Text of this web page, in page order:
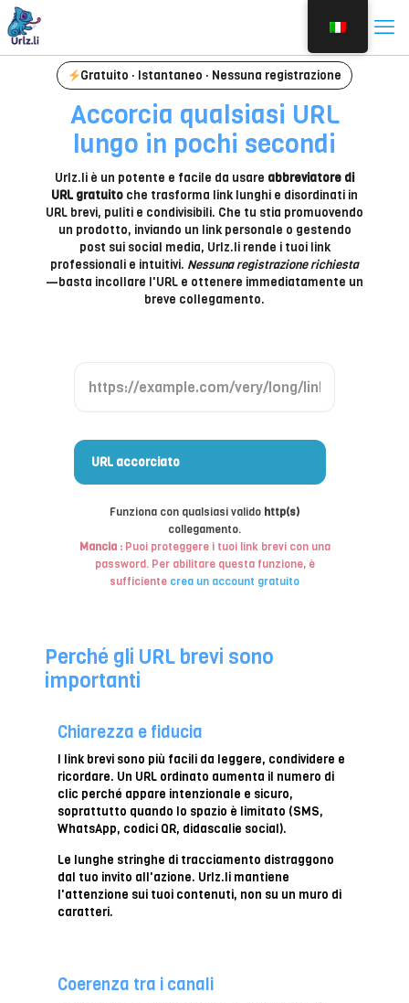
Gratuito · Istantaneo · Nessuna registrazione
Accorcia qualsiasi URL
lungo in pochi secondi
Urlz.li è un potente e facile da usare abbreviatore di
URL gratuito che trasforma link lunghi e disordinati in
URL brevi, puliti e condivisibili. Che tu stia promuovendo
un prodotto, inviando un link personale o gestendo
post sui social media, Urlz.li rende i tuoi link
professionali e intuitivi. Nessuna registrazione richiesta
—basta incollare l'URL e ottenere immediatamente un
breve collegamento.
a
n
g
URL accorciato
Funziona con qualsiasi valido http(s)
collegamento.
Mancia : Puoi proteggere i tuoi link brevi con una
password. Per abilitare questa funzione, è
sufficiente crea un account gratuito
Perché gli URL brevi sono
importanti
Chiarezza e fiducia
I link brevi sono più facili da leggere, condividere e
ricordare. Un URL ordinato aumenta il numero di
clic perché appare intenzionale e sicuro,
soprattutto quando lo spazio è limitato (SMS,
WhatsApp, codici QR, didascalie social).
Le lunghe stringhe di tracciamento distraggono
dal tuo invito all'azione. Urlz.li mantiene
l'attenzione sui tuoi contenuti, non su un muro di
caratteri.
Coerenza tra i canali